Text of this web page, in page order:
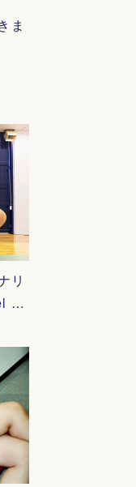
ま
リ
…